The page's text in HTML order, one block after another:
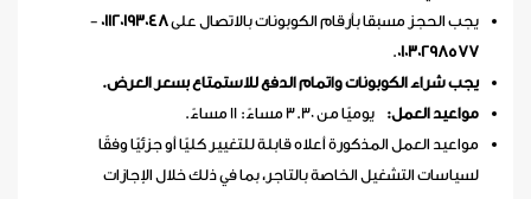
يجب الحجز مسبقا بأرقام الكوبونات بالاتصال على01120193048
-
01030298577
.
يجب شراء الكوبونات واتمام الدفع للاستمتاع بسعر العرض.
مواعيد العمل:
يوميًا من 3.30 مساءً: 11 مساءً.
مواعيد العمل المذكورة أعلاه قابلة للتغيير كليًا أو جزئيًا وفقًا
لسياسات التشغيل الخاصة بالتاجر، بما في ذلك خلال الإجازات